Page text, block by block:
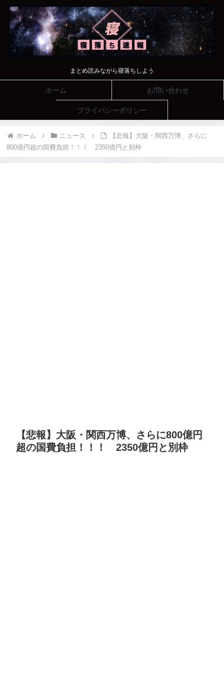
まとめ読みながら寝落ちしよう
ホーム お問い合わせ
プライバシーポリシー
ホーム ニュース
【悲報】大阪・関西万博、さらに
800億円超の国費負担！！！ 2350億円と別枠
【悲報】大阪・関西万博、さらに800億円
超の国費負担！！！ 2350億円と別枠